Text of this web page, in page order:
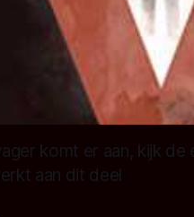
komt er aan, kijk
aan dit deel